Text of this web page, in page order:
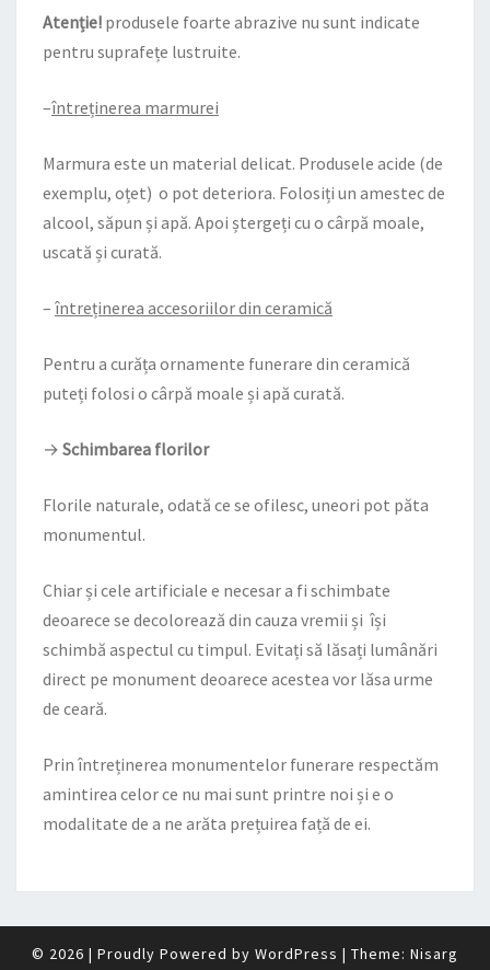
Atenție! produsele foarte abrazive nu sunt indicate
pentru suprafețe lustruite.
–întreținerea marmurei
Marmura este un material delicat. Produsele acide (de
exemplu, oțet) o pot deteriora. Folosiți un amestec de
alcool, săpun și apă. Apoi ștergeți cu o cârpă moale,
uscată și curată.
– întreținerea accesoriilor din ceramică
Pentru a curăța ornamente funerare din ceramică
puteți folosi o cârpă moale și apă curată.
→ Schimbarea florilor
Florile naturale, odată ce se ofilesc, uneori pot păta
monumentul.
Chiar și cele artificiale e necesar a fi schimbate
deoarece se decolorează din cauza vremii și își
schimbă aspectul cu timpul. Evitați să lăsați lumânări
direct pe monument deoarece acestea vor lăsa urme
de ceară.
Prin întreținerea monumentelor funerare respectăm
amintirea celor ce nu mai sunt printre noi și e o
modalitate de a ne arăta prețuirea față de ei.
© 2026 | Proudly Powered by WordPress | Theme: Nisarg